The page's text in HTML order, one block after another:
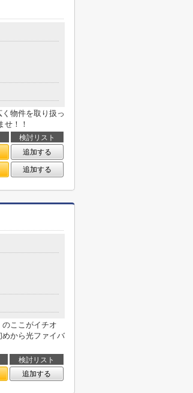
物件を取り扱っ
せ！！
検討リスト
追加する
追加する
ここがイチオ
から光ファイバ
検討リスト
追加する